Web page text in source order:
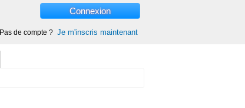
Connexion
Pas de compte ? Je m'inscris maintenant